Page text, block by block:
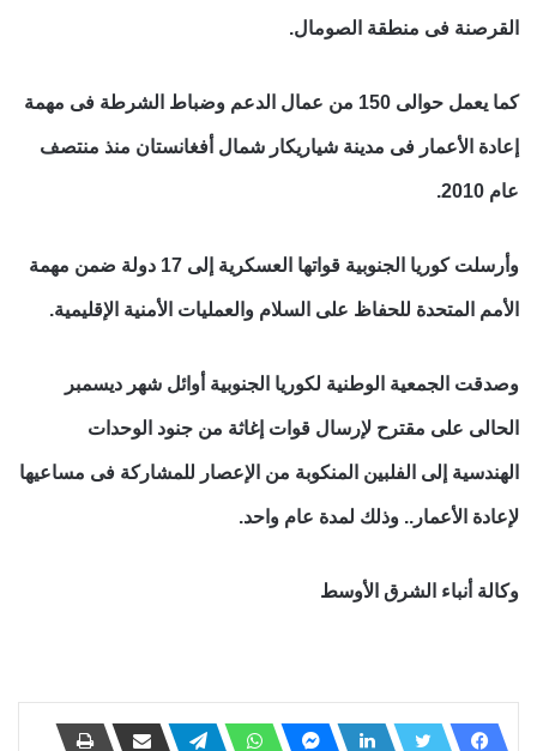
القرصنة فى منطقة الصومال.
كما يعمل حوالى 150 من عمال الدعم وضباط الشرطة فى مهمة
إعادة الأعمار فى مدينة شياريكار شمال أفغانستان منذ منتصف
عام 2010.
وأرسلت كوريا الجنوبية قواتها العسكرية إلى 17 دولة ضمن مهمة
الأمم المتحدة للحفاظ على السلام والعمليات الأمنية الإقليمية.
وصدقت الجمعية الوطنية لكوريا الجنوبية أوائل شهر ديسمبر
الحالى على مقترح لإرسال قوات إغاثة من جنود الوحدات
الهندسية إلى الفلبين المنكوبة من الإعصار للمشاركة فى مساعيها
لإعادة الأعمار.. وذلك لمدة عام واحد.
وكالة أنباء الشرق الأوسط